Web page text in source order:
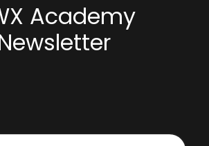
Academy